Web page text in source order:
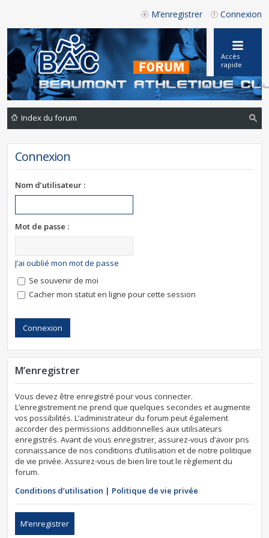
Connexion
M’enregistrer
Accès
rapide
Index du forum
rc
Connexion
Nom d’utilisateur :
Mot de passe :
J’ai oublié mon mot de passe
Se souvenir de moi
Cacher mon statut en ligne pour cette session
M’enregistrer
Vous devez être enregistré pour vous connecter.
L’enregistrement ne prend que quelques secondes et augmente
vos possibilités. L’administrateur du forum peut également
accorder des permissions additionnelles aux utilisateurs
enregistrés. Avant de vous enregistrer, assurez-vous d’avoir pris
connaissance de nos conditions d’utilisation et de notre politique
de vie privée. Assurez-vous de bien lire tout le règlement du
forum.
Conditions d’utilisation | Politique de vie privée
M’enregistrer